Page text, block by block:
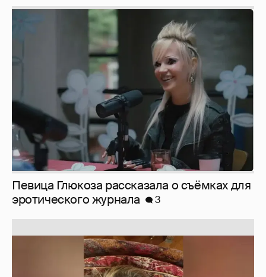
Певица Глюкоза рассказала о съёмках для
эротического журнала
3